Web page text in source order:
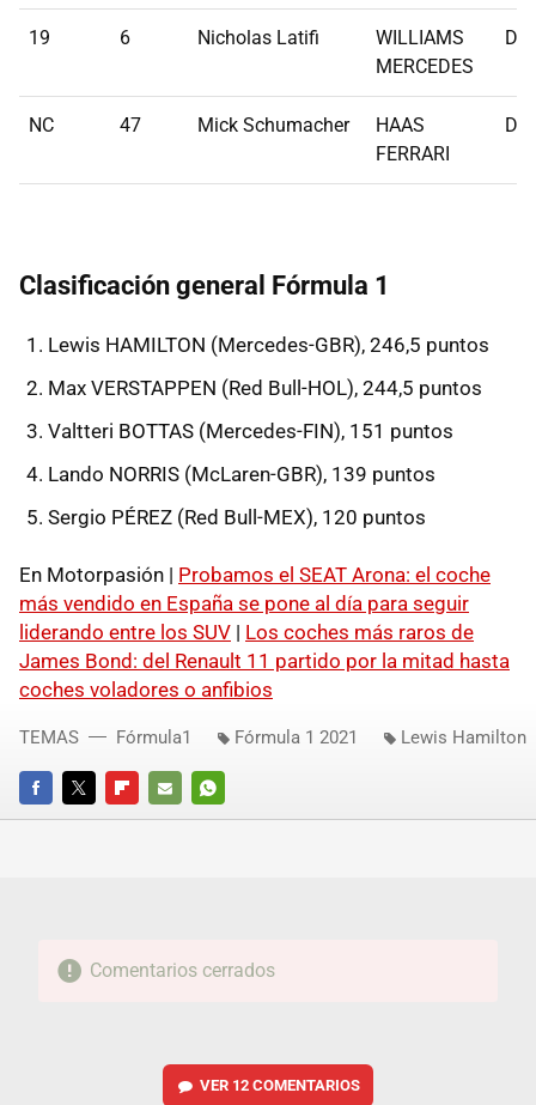
19 6 Nicholas Latifi
WILLIAMS
MERCEDES
NC 47 Mick Schumacher
HAAS
FERRARI
Clasificación general Fórmula 1
Lewis HAMILTON (Mercedes-GBR), 246,5 puntos
Max VERSTAPPEN (Red Bull-HOL), 244,5 puntos
Valtteri BOTTAS (Mercedes-FIN), 151 puntos
Lando NORRIS (McLaren-GBR), 139 puntos
Sergio PÉREZ (Red Bull-MEX), 120 puntos
En Motorpasión | Probamos el SEAT Arona: el coche
más vendido en España se pone al día para seguir
liderando entre los SUV | Los coches más raros de
James Bond: del Renault 11 partido por la mitad hasta
coches voladores o anfibios
FACEBOOKTWITTERFLIPBOARD
E-
WHATSAPP
TEMAS Fórmula1 Fórmula 1 2021 Lewis Hamilton
Comentarios cerrados
VER 12 COMENTARIOS